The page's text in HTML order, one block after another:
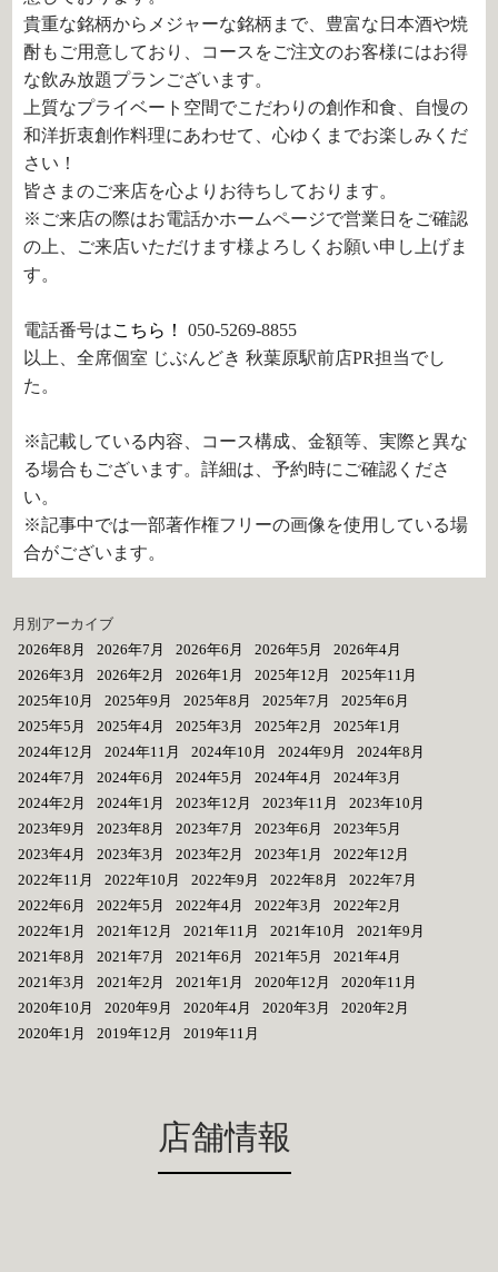
貴重な銘柄からメジャーな銘柄まで、豊富な日本酒や焼
酎もご用意しており、コースをご注文のお客様にはお得
な飲み放題プランございます。
上質なプライベート空間でこだわりの創作和食、自慢の
和洋折衷創作料理にあわせて、心ゆくまでお楽しみくだ
さい！
皆さまのご来店を心よりお待ちしております。
※ご来店の際はお電話かホームページで営業日をご確認
の上、ご来店いただけます様よろしくお願い申し上げま
す。
電話番号はこちら！
050-5269-8855
以上、全席個室 じぶんどき 秋葉原駅前店PR担当でし
た。
※記載している内容、コース構成、金額等、実際と異な
る場合もございます。詳細は、予約時にご確認くださ
い。
※記事中では一部著作権フリーの画像を使用している場
合がございます。
月別アーカイブ
2026年8月
2026年7月 2026年6月 2026年5月
2026年4月
2026年3月
2026年2月 2026年1月 2025年12月
2025年11月
2025年10月
2025年9月 2025年8月 2025年7月
2025年6月
2025年5月
2025年4月 2025年3月 2025年2月
2025年1月
2024年12月
2024年11月 2024年10月 2024年9月
2024年8月
2024年7月
2024年6月 2024年5月 2024年4月
2024年3月
2024年2月
2024年1月 2023年12月 2023年11月
2023年10月
2023年9月
2023年8月 2023年7月 2023年6月
2023年5月
2023年4月
2023年3月 2023年2月 2023年1月
2022年12月
2022年11月
2022年10月 2022年9月 2022年8月
2022年7月
2022年6月
2022年5月 2022年4月 2022年3月
2022年2月
2022年1月
2021年12月 2021年11月 2021年10月
2021年9月
2021年8月
2021年7月 2021年6月 2021年5月
2021年4月
2021年3月
2021年2月 2021年1月 2020年12月
2020年11月
2020年10月
2020年9月 2020年4月 2020年3月
2020年2月
2020年1月
2019年12月 2019年11月
店舗情報